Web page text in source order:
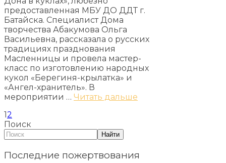
предоставленная МБУ ДО ДДТ г.
Батайска. Специалист Дома
творчества Абакумова Ольга
Васильевна, рассказала о русских
традициях празднования
Масленницы и провела мастер-
класс по изготовлению народных
кукол «Берегиня-крылатка» и
«Ангел-хранитель». В
мероприятии … Читать дальше
12
Поиск
Найти
Последние пожертвования